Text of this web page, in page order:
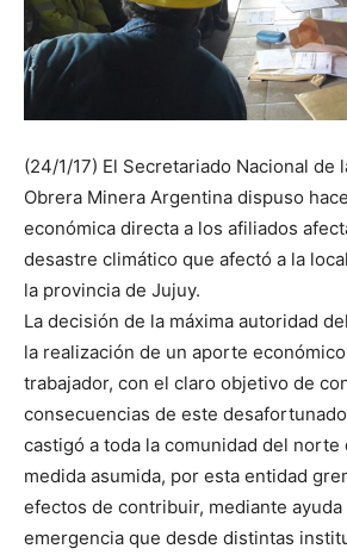
(24/1/17) El Secretariado Nacional de
Obrera Minera Argentina dispuso
económica directa a los afiliados
desastre climático que afectó a la
la provincia de Jujuy.
La decisión de la máxima autoridad
la realización de un aporte
trabajador, con el claro objetivo de
consecuencias de este
castigó a toda la comunidad del norte
medida asumida, por esta entidad
efectos de contribuir, mediante
emergencia que desde distintas